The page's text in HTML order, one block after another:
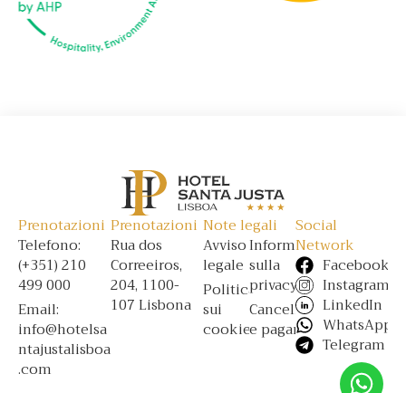
Prenotazioni
Telefono:
(+351) 210
499 000
Email:
info@hotelsa
ntajustalisboa
.com
Prenotazioni
Rua dos
Correeiros,
204, 1100-
107 Lisbona
Note legali
Avviso
legale
Politica
sui
cookie
Informativa
sulla
privacy
Cancellazione
e pagamenti
Social
Network
Facebook
Instagram
LinkedIn
WhatsApp
Telegram